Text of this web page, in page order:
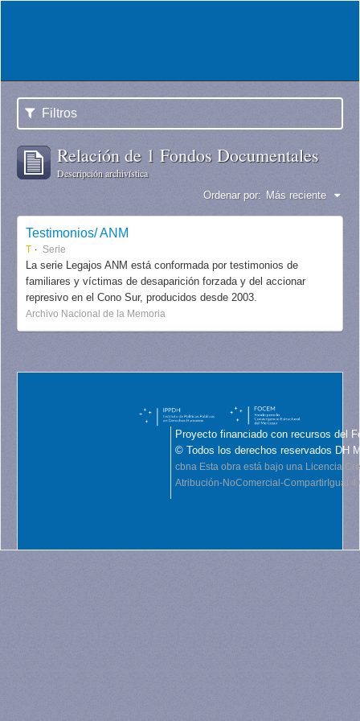
Filtros
Relación de 1 Fondos Documentales
Descripción archivística
Ordenar por: Más reciente
Testimonios/ ANM
T Serie
La serie Legajos ANM está conformada por testimonios de
familiares y víctimas de desaparición forzada y del accionar
represivo en el Cono Sur, producidos desde 2003.
Archivo Nacional de la Memoria
Proyecto financiado con recursos del
© Todos los derechos reservados DH
cbna Esta obra está bajo una Licencia
Atribución-NoComercial-CompartirIgual